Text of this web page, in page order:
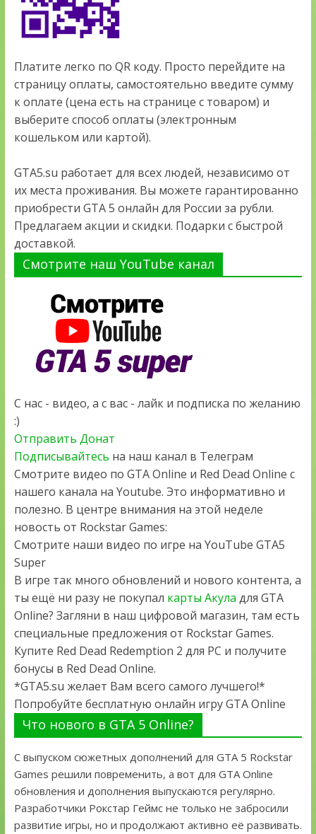
Платите легко по QR коду. Просто перейдите на
страницу оплаты, самостоятельно введите сумму
к оплате (цена есть на странице с товаром) и
выберите способ оплаты (электронным
кошельком или картой).
GTA5.su работает для всех людей, независимо от
их места проживания. Вы можете гарантированно
приобрести GTA 5 онлайн для России за рубли.
Предлагаем акции и скидки. Подарки с быстрой
доставкой.
Смотрите наш YouTube канал
С нас - видео, а с вас - лайк и подписка по желанию
:)
Отправить Донат
Подписывайтесь на наш канал в Телеграм
Смотрите видео по GTA Online и Red Dead Online с
нашего канала на Youtube. Это информативно и
полезно. В центре внимания на этой неделе
новость от Rockstar Games:
Смотрите наши видео по игре на YouTube GTA5
Super
В игре так много обновлений и нового контента, а
ты ещё ни разу не покупал карты Акула для GTA
Online? Загляни в наш цифровой магазин, там есть
специальные предложения от Rockstar Games.
Купите Red Dead Redemption 2 для PC и получите
бонусы в Red Dead Online.
*GTA5.su желает Вам всего самого лучшего!*
Попробуйте бесплатную онлайн игру GTA Online
Что нового в GTA 5 Online?
С выпуском сюжетных дополнений для GTA 5 Rockstar
Games решили повременить, а вот для GTA Online
обновления и дополнения выпускаются регулярно.
Разработчики Рокстар Геймс не только не забросили
развитие игры, но и продолжают активно её развивать.